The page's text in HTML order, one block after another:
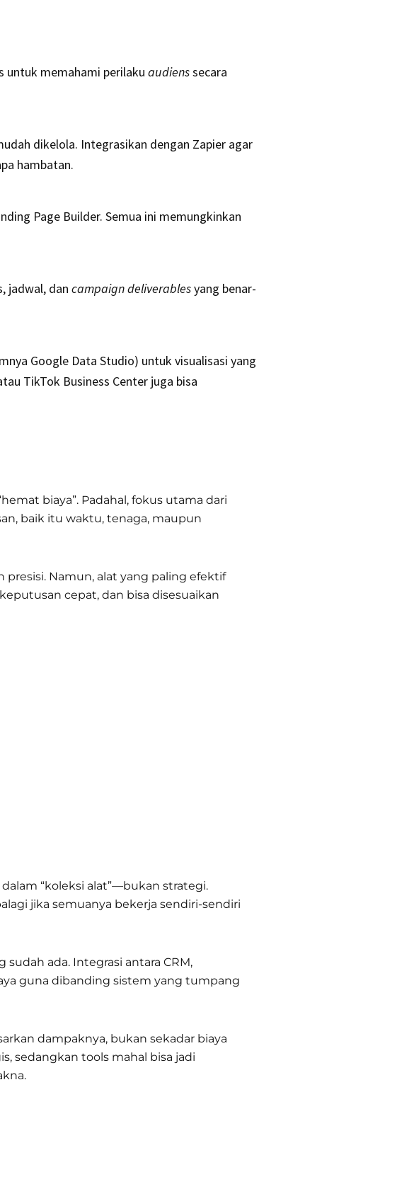
untuk memahami perilaku audienssecara
dikelola. Integrasikan dengan Zapier agar
hambatan.
Page Builder. Semua ini memungkinkan
jadwal, dan campaign deliverablesyang benar-
Google Data Studio) untuk visualisasi yang
TikTok Business Center juga bisa
biaya”. Padahal, fokus utama dari
baik itu waktu, tenaga, maupun
Namun, alat yang paling efektif
cepat, dan bisa disesuaikan
“koleksi alat”—bukan strategi.
jika semuanya bekerja sendiri-sendiri
ada. Integrasi antara CRM,
guna dibanding sistem yang tumpang
dampaknya, bukan sekadar biaya
sedangkan tools mahal bisa jadi